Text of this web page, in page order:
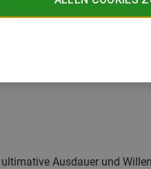
Ausdauer und